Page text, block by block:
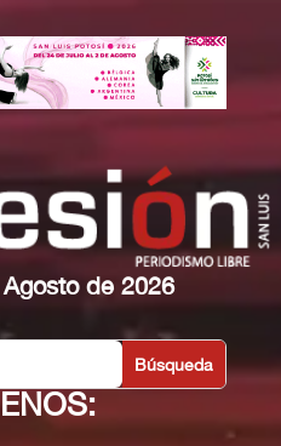
de 2026